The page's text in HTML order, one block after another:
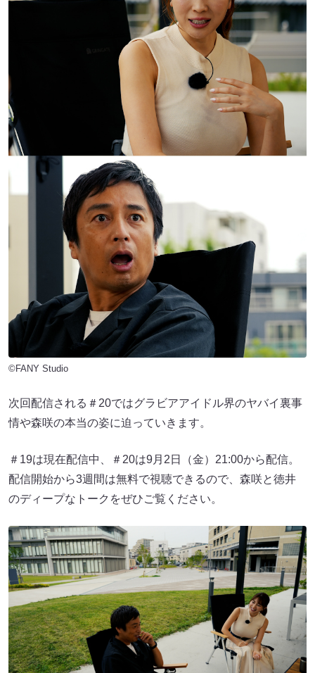
©FANY Studio
次回配信される＃20ではグラビアアイドル界のヤバイ裏事
情や森咲の本当の姿に迫っていきます。
＃19は現在配信中、＃20は9月2日（金）21:00から配信。
配信開始から3週間は無料で視聴できるので、森咲と徳井
のディープなトークをぜひご覧ください。